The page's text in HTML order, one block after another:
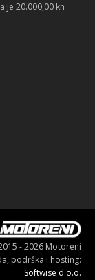
je 20.000,00 kn
- 2026 Motoreni
podrška i hosting:
Softwise d.o.o.